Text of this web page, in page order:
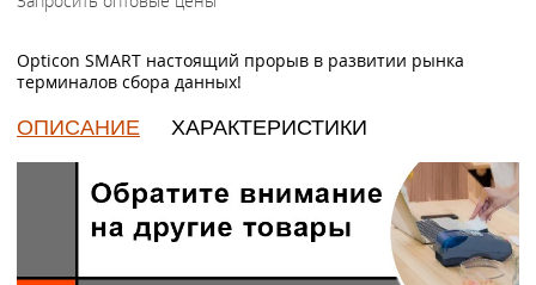
Opticon SMART настоящий прорыв в развитии рынка
терминалов сбора данных!
ОПИСАНИЕ ХАРАКТЕРИСТИКИ